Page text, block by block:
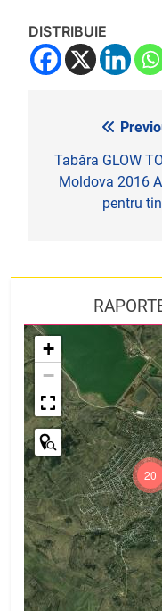
DISTRIBUIE
Navigare
în
articole
Tabăra GLOW
Moldova 2016
pentru
20
+
−